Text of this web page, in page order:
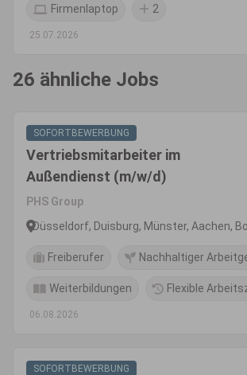
Firmenlaptop 2
25.07.2026
26 ähnliche Jobs
SOFORTBEWERBUNG
Vertriebsmitarbeiter im
Außendienst (m/w/d)
PHS Group
Düsseldorf, Duisburg, Münster, Aachen,
Freiberufer Nachhaltiger
Weiterbildungen Flexible
06.08.2026
SOFORTBEWERBUNG